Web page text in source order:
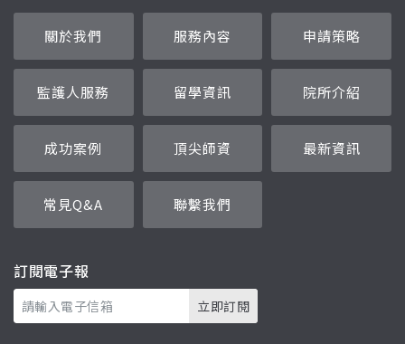
關於我們 服務內容 申請策略
監護人服務 留學資訊 院所介紹
成功案例 頂尖師資 最新資訊
常見Q&A 聯繫我們
訂閱電子報